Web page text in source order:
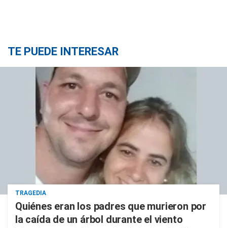
TE PUEDE INTERESAR
TRAGEDIA
Quiénes eran los padres que murieron por
la caída de un árbol durante el viento